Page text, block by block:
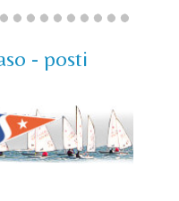
- posti